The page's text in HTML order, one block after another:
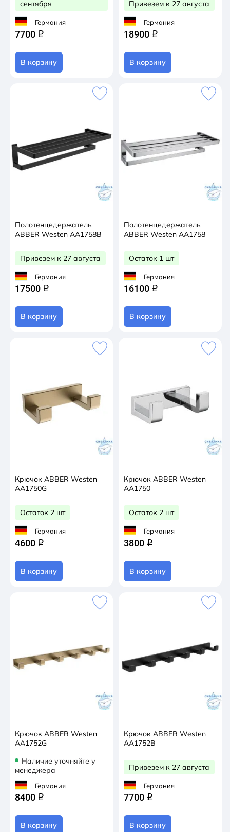
сентября
Германия
7700 q
В корзину
Привезем к 27 августа
Германия
18900 q
В корзину
Полотенцедержатель
ABBER Westen AA1758B
Привезем к 27 августа
Германия
17500 q
В корзину
Полотенцедержатель
ABBER Westen AA1758
Остаток 1 шт
Германия
16100 q
В корзину
Крючок ABBER Westen
AA1750G
Остаток 2 шт
Германия
4600 q
В корзину
Крючок ABBER Westen
AA1750
Остаток 2 шт
Германия
3800 q
В корзину
Крючок ABBER Westen
AA1752G
Наличие уточняйте у
менеджера
Германия
8400 q
В корзину
Крючок ABBER Westen
AA1752B
Привезем к 27 августа
Германия
7700 q
В корзину